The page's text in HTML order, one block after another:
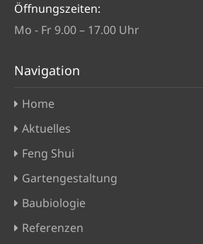
Öffnungszeiten:
Mo - Fr 9.00 – 17.00 Uhr
Navigation
Home
Aktuelles
Feng Shui
Gartengestaltung
Baubiologie
Referenzen